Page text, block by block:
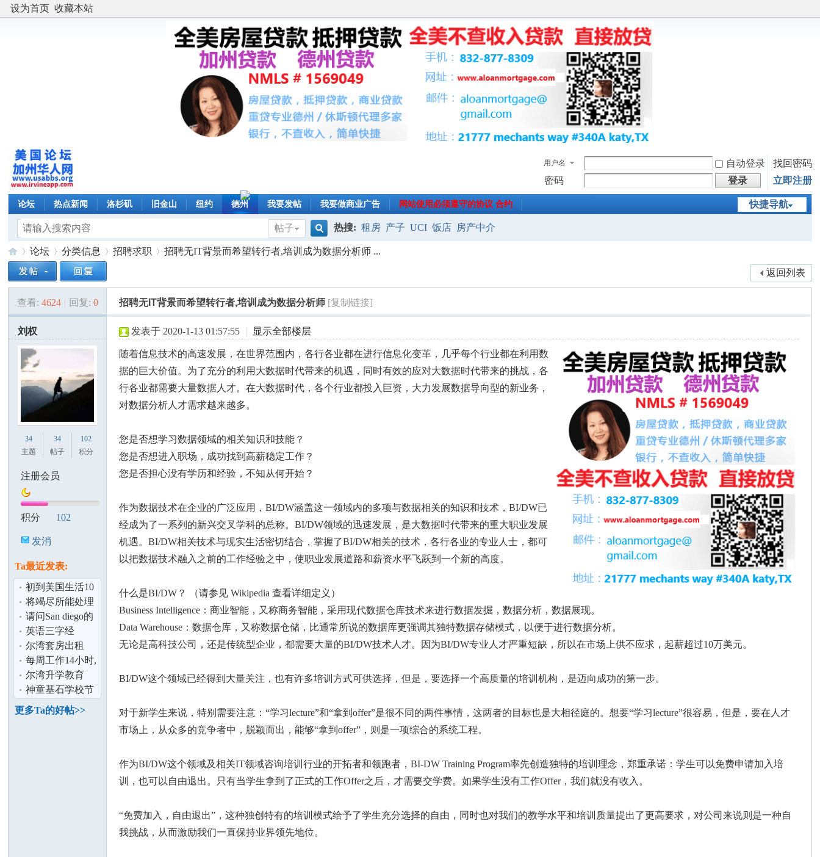
设为首页 收藏本站
用户名 自动登录
找回密码
密码
登录 立即注册
快捷导航
论坛 热点新闻 洛杉矶 旧金山 纽约 德州 我要发帖 我要做商业广告 网站使用必须遵守的协议 合约
帖子
搜
索
热搜: 租房 产子 UCI 饭店 房产中介
美
国
»
论坛
›
分类信息 招聘求职
›
招聘无IT背景而希望转行者,培训成为数据分析师 ...
返回列表
查看: 4624 | 回复: 0 招聘无IT背景而希望转行者,培训成为数据分析师 [复制链接]
刘权
34
主题
34
帖子
102
积分
注册会员
积分 102
发消
Ta最近发表:
初到美国生活10
大禁忌是否正确
将竭尽所能处理
风波 让香港重回
正轨
请问San diego的
好学区有哪些？
感谢
英语三字经
尔湾套房出租
每周工作14小时,
净利润10万-
Woodland Hills
尔湾升学教育
神童基石学校节
日优惠
更多Ta的好帖>>
发表于 2020-1-13 01:57:55 | 显示全部楼层
随着信息技术的高速发展，在世界范围内，各行各业都在进行信息化变革，几乎每个行业都在利用数
据的巨大价值。为了充分的利用大数据时代带来的机遇，同时有效的应对大数据时代带来的挑战，各
行各业都需要大量数据人才。在大数据时代，各个行业都投入巨资，大力发展数据导向型的新业务，
对数据分析人才需求越来越多。
您是否想学习数据领域的相关知识和技能？
您是否想进入职场，成功找到高薪稳定工作？
您是否担心没有学历和经验，不知从何开始？
作为数据技术在企业的广泛应用，BI/DW涵盖这一领域内的多项与数据相关的知识和技术，BI/DW已
经成为了一系列的新兴交叉学科的总称。BI/DW领域的迅速发展，是大数据时代带来的重大职业发展
机遇。BI/DW相关技术与现实生活密切结合，掌握了BI/DW相关的技术，各行各业的专业人士，都可
以把数据技术融入之前的工作经验之中，使职业发展道路和薪资水平飞跃到一个新的高度。
什么是BI/DW？ （请参见 Wikipedia 查看详细定义）
Business Intelligence：商业智能，又称商务智能，采用现代数据仓库技术来进行数据发掘，数据分析，数据展现。
Data Warehouse：数据仓库，又称数据仓储，比通常所说的数据库更强调其独特数据存储模式，以便于进行数据分析。
无论是高科技公司，还是传统型企业，都需要大量的BI/DW技术人才。因为BI/DW专业人才严重短缺，所以在市场上供不应求，起薪超过10万美元。
BI/DW这个领域已经得到大量关注，也有许多培训方式可供选择，但是，要选择一个高质量的培训机构，是迈向成功的第一步。
对于新学生来说，特别需要注意：“学习lecture”和“拿到offer”是很不同的两件事情，这两者的目标也是大相径庭的。想要“学习lecture”很容易，但是，要在人才
市场上，从众多的竞争者中，脱颖而出，能够“拿到offer”，则是一项综合的系统工程。
作为BI/DW这个领域及相关IT领域咨询培训行业的开拓者和领跑者，BI-DW Training Program率先创造独特的培训理念，郑重承诺：学生可以免费申请加入培
训，也可以自由退出。只有当学生拿到了正式的工作Offer之后，才需要交学费。如果学生没有工作Offer，我们就没有收入。
“免费加入，自由退出”，这种独创特有的培训模式给予了学生充分选择的自由，同时也对我们的教学水平和培训质量提出了更高要求，对公司来说则是一种自
我挑战，从而激励我们一直保持业界领先地位。